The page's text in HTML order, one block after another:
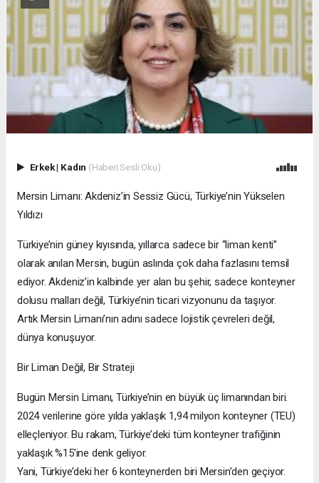
Erkek| Kadın (Haberi Sesli Oku)
Mersin Limanı: Akdeniz’in Sessiz Gücü, Türkiye’nin Yükselen
Yıldızı
Türkiye’nin güney kıyısında, yıllarca sadece bir “liman kenti”
olarak anılan Mersin, bugün aslında çok daha fazlasını temsil
ediyor. Akdeniz’in kalbinde yer alan bu şehir, sadece konteyner
dolusu malları değil, Türkiye’nin ticari vizyonunu da taşıyor.
Artık Mersin Limanı’nın adını sadece lojistik çevreleri değil,
dünya konuşuyor.
Bir Liman Değil, Bir Strateji
Bugün Mersin Limanı, Türkiye’nin en büyük üç limanından biri.
2024 verilerine göre yılda yaklaşık 1,94 milyon konteyner (TEU)
elleçleniyor. Bu rakam, Türkiye’deki tüm konteyner trafiğinin
yaklaşık %15’ine denk geliyor.
Yani, Türkiye’deki her 6 konteynerden biri Mersin’den geçiyor.